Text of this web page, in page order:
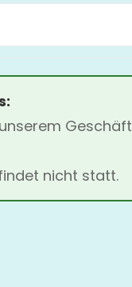
Geschäft
nicht statt.